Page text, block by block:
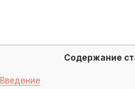
Содержание
Введение